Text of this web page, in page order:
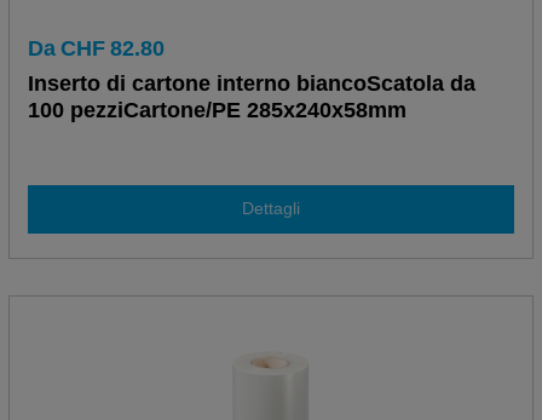
Da CHF 82.80
Inserto di cartone interno biancoScatola da
100 pezziCartone/PE 285x240x58mm
Dettagli